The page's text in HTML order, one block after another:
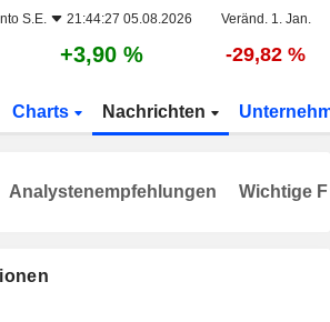
S.E. 21:44:27 05.08.2026 Veränd. 1. Jan.
+3,90 % -29,82 %
Charts Nachrichten
Analystenempfehlungen Wichtige